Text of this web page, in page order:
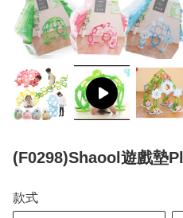
(F0298)Shaool遊戲墊
款式